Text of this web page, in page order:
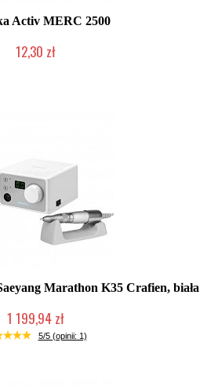
Activ MERC 2500
12,30 zł
Marathon K35 Crafien, biała
1 199,94 zł
producenta
5/5 (opinii: 1)